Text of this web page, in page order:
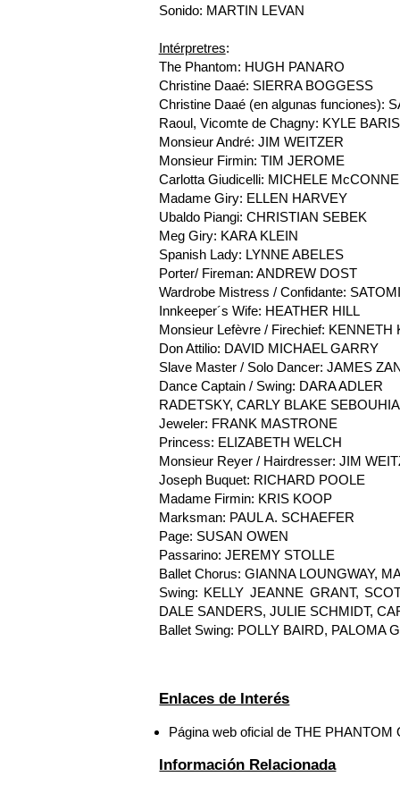
Sonido: MARTIN LEVAN
Intérpretres:
The Phantom: HUGH PANARO
Christine Daaé: SIERRA BOGGESS
Christine Daaé (en algunas funciones):
Raoul, Vicomte de Chagny: KYLE
Monsieur André: JIM WEITZER
Monsieur Firmin: TIM JEROME
Carlotta Giudicelli: MICHELE
Madame Giry: ELLEN HARVEY
Ubaldo Piangi: CHRISTIAN SEBEK
Meg Giry: KARA KLEIN
Spanish Lady: LYNNE ABELES
Porter/ Fireman: ANDREW DOST
Wardrobe Mistress / Confidante:
Innkeeper´s Wife: HEATHER HILL
Monsieur Lefèvre / Firechief: KENNETH
Don Attilio: DAVID MICHAEL GARRY
Slave Master / Solo Dancer: JAMES
Dance Captain / Swing: DARA ADLER
RADETSKY, CARLY BLAKE
Jeweler: FRANK MASTRONE
Princess: ELIZABETH WELCH
Monsieur Reyer / Hairdresser: JIM
Joseph Buquet: RICHARD POOLE
Madame Firmin: KRIS KOOP
Marksman: PAUL A. SCHAEFER
Page: SUSAN OWEN
Passarino: JEREMY STOLLE
Ballet Chorus: GIANNA LOUNGWAY,
Swing: KELLY JEANNE GRANT,
DALE SANDERS, JULIE SCHMIDT,
Ballet Swing: POLLY BAIRD, PALOMA
Enlaces de Interés
Página web oficial de THE PHANTOM
Información Relacionada